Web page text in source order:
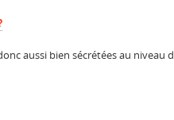
aussi bien sécrétées au niveau